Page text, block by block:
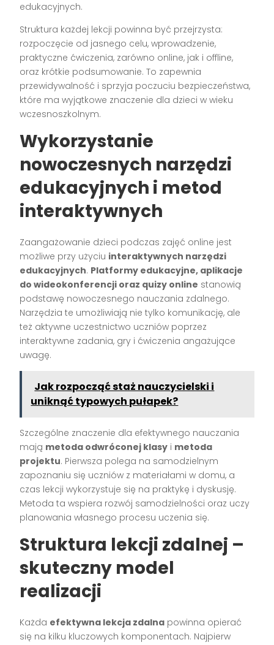
edukacyjnych.
Struktura każdej lekcji powinna być przejrzysta:
rozpoczęcie od jasnego celu, wprowadzenie,
praktyczne ćwiczenia, zarówno online, jak i offline,
oraz krótkie podsumowanie. To zapewnia
przewidywalność i sprzyja poczuciu bezpieczeństwa,
które ma wyjątkowe znaczenie dla dzieci w wieku
wczesnoszkolnym.
Wykorzystanie
nowoczesnych narzędzi
edukacyjnych i metod
interaktywnych
Zaangażowanie dzieci podczas zajęć online jest
możliwe przy użyciu interaktywnych narzędzi
edukacyjnych. Platformy edukacyjne, aplikacje
do wideokonferencji oraz quizy online stanowią
podstawę nowoczesnego nauczania zdalnego.
Narzędzia te umożliwiają nie tylko komunikację, ale
też aktywne uczestnictwo uczniów poprzez
interaktywne zadania, gry i ćwiczenia angażujące
uwagę.
Jak rozpocząć staż nauczycielski i
uniknąć typowych pułapek?
Szczególne znaczenie dla efektywnego nauczania
mają metoda odwróconej klasy i metoda
projektu. Pierwsza polega na samodzielnym
zapoznaniu się uczniów z materiałami w domu, a
czas lekcji wykorzystuje się na praktykę i dyskusję.
Metoda ta wspiera rozwój samodzielności oraz uczy
planowania własnego procesu uczenia się.
Struktura lekcji zdalnej –
skuteczny model
realizacji
Każda efektywna lekcja zdalna powinna opierać
się na kilku kluczowych komponentach. Najpierw